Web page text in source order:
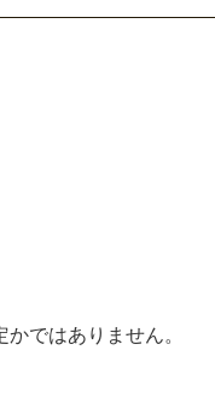
ではありません。